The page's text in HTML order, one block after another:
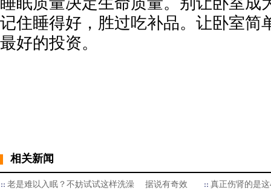
记住睡得好，胜过吃补品。让卧室简
最好的投资。
相关新闻
老是难以入眠？不妨试试这样洗澡 据说有奇效
真正伤肾的是